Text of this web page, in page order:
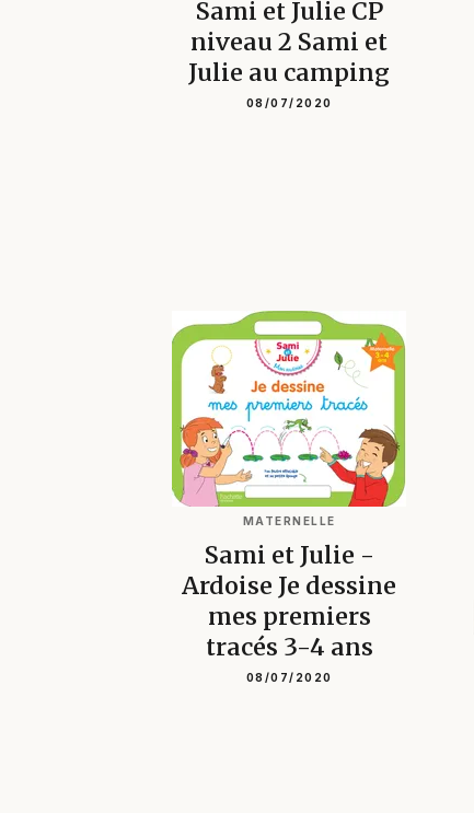
Sami et Julie CP
niveau 2 Sami et
Julie au camping
08/07/2020
MATERNELLE
Sami et Julie -
Ardoise Je dessine
mes premiers
tracés 3-4 ans
08/07/2020